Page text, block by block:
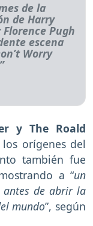
de la
de Harry
Florence Pugh
escena
Worry
y The Roald
orígenes del
también fue
a “un
antes de abrir la
mundo”, según